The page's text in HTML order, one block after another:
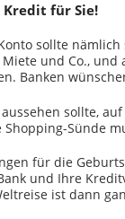
für Sie!
sollte nämlich
und Co.,
Banken
sollte,
Sünde
für die
und Ihre
ist dann